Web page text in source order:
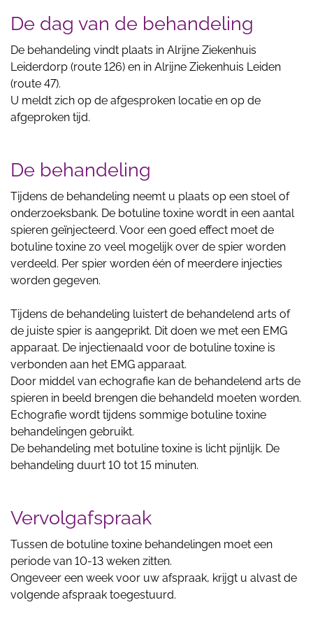
De dag van de behandeling
De behandeling vindt plaats in Alrijne Ziekenhuis
Leiderdorp (route 126) en in Alrijne Ziekenhuis Leiden
(route 47).
U meldt zich op de afgesproken locatie en op de
afgeproken tijd.
De behandeling
Tijdens de behandeling neemt u plaats op een stoel of
onderzoeksbank. De botuline toxine wordt in een aantal
spieren geïnjecteerd. Voor een goed effect moet de
botuline toxine zo veel mogelijk over de spier worden
verdeeld. Per spier worden één of meerdere injecties
worden gegeven.
Tijdens de behandeling luistert de behandelend arts of
de juiste spier is aangeprikt. Dit doen we met een EMG
apparaat. De injectienaald voor de botuline toxine is
verbonden aan het EMG apparaat.
Door middel van echografie kan de behandelend arts de
spieren in beeld brengen die behandeld moeten worden.
Echografie wordt tijdens sommige botuline toxine
behandelingen gebruikt.
De behandeling met botuline toxine is licht pijnlijk. De
behandeling duurt 10 tot 15 minuten.
Vervolgafspraak
Tussen de botuline toxine behandelingen moet een
periode van 10-13 weken zitten.
Ongeveer een week voor uw afspraak, krijgt u alvast de
volgende afspraak toegestuurd.